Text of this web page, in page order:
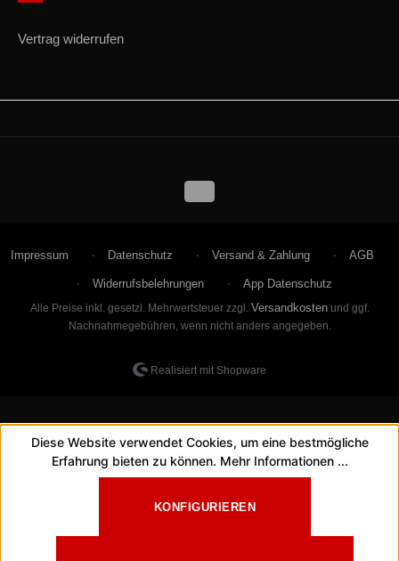
Vertrag widerrufen
Impressum Datenschutz Versand & Zahlung AGB
Widerrufsbelehrungen App Datenschutz
Alle Preise inkl. gesetzl. Mehrwertsteuer zzgl. Versandkostenund ggf.
Nachnahmegebühren, wenn nicht anders angegeben.
Realisiert mit Shopware
Diese Website verwendet Cookies, um eine bestmögliche
Erfahrung bieten zu können. Mehr Informationen ...
KONFIGURIEREN